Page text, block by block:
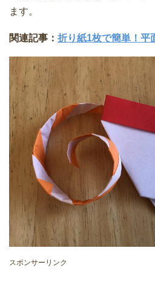
ます。
関連記事： 折り紙1枚で簡単！平
スポンサーリンク